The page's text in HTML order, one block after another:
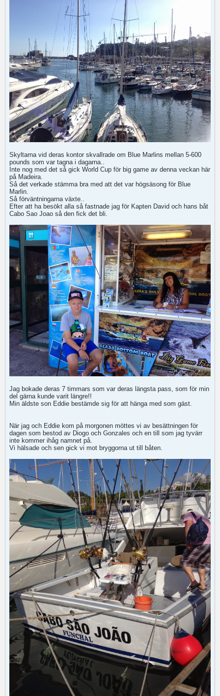
Skyltarna vid deras kontor skvallrade om Blue Marlins mellan 5-600
pounds som var tagna i dagarna..
Inte nog med det så gick World Cup för big game av denna veckan här
på Madeira.
Så det verkade stämma bra med att det var högsäsong för Blue
Marlin.
Så förväntningarna växte..
Efter att ha besökt alla så fastnade jag för Kapten David och hans båt
Cabo Sao Joao så den fick det bli.
Jag bokade deras 7 timmars som var deras längsta pass, som för min
del gärna kunde varit längre!!
Min äldste son Eddie bestämde sig för att hänga med som gäst.
När jag och Eddie kom på morgonen möttes vi av besättningen för
dagen som bestod av Diogo och Gonzales och en till som jag tyvärr
inte kommer ihåg namnet på.
Vi hälsade och sen gick vi mot bryggorna ut till båten.